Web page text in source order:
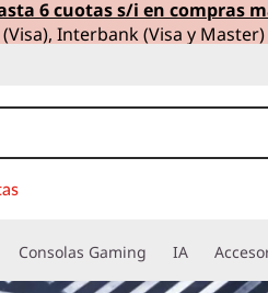
6 cuotas s/i en compras
Interbank (Visa y
Consolas Gaming IA